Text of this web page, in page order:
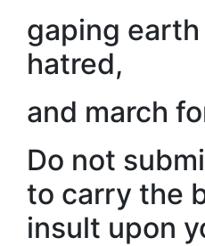
gaping
hatred,
and march
Do not
to carry the
insult upon